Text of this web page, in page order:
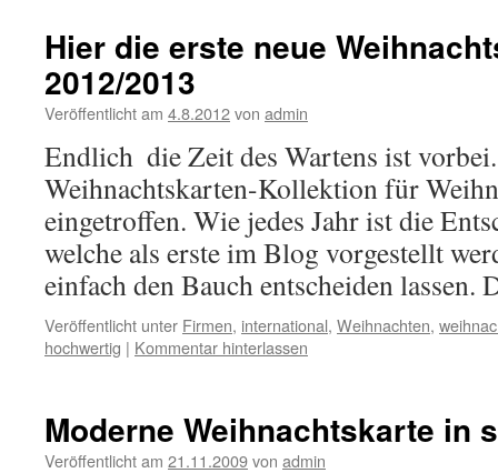
Hier die erste neue
2012/2013
Veröffentlicht am 4.8.2012von admin
Endlich  die Zeit des Wartens ist
Weihnachtskarten-Kollektion für
eingetroffen. Wie jedes Jahr ist die
welche als erste im Blog vorgestellt
einfach den Bauch entscheiden
Veröffentlicht unter Firmen, international, Weihnachten,
hochwertig | Kommentar hinterlassen
Moderne Weihnachtskarte in
Veröffentlicht am 21.11.2009von admin